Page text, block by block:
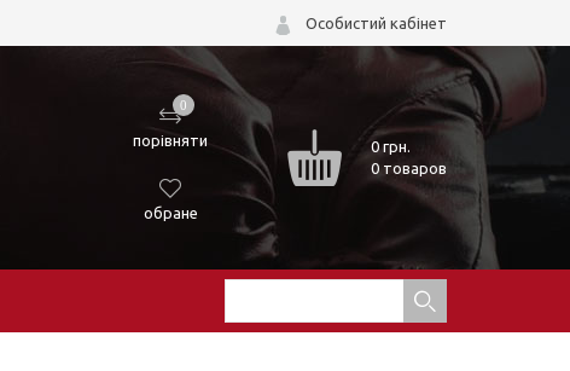
Особистий кабінет
0
порівняти
обране
0грн.
0 товаров